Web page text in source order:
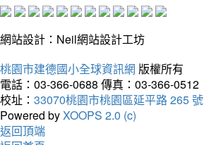
網站設計：Neil網站設計工坊
桃園市建德國小全球資訊網 版權所有
電話：03-366-0688 傳真：03-366-0512
校址： 33070桃園市桃園區延平路 265 號
Powered byXOOPS 2.0 (c)
返回頂端